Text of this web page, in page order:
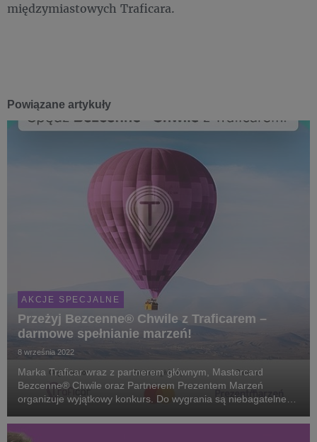
międzymiastowych Traficara.
Powiązane artykuły
AKCJE SPECJALNE
Przeżyj Bezcenne® Chwile z Traficarem –
darmowe spełnianie marzeń!
8 września 2022
Marka Traficar wraz z partnerem głównym, Mastercard
Bezcenne® Chwile oraz Partnerem Prezentem Marzeń
organizuje wyjątkowy konkurs. Do wygrania są niebagatelne
na niezapomnianym doświadczeniu, które pozostawi be...